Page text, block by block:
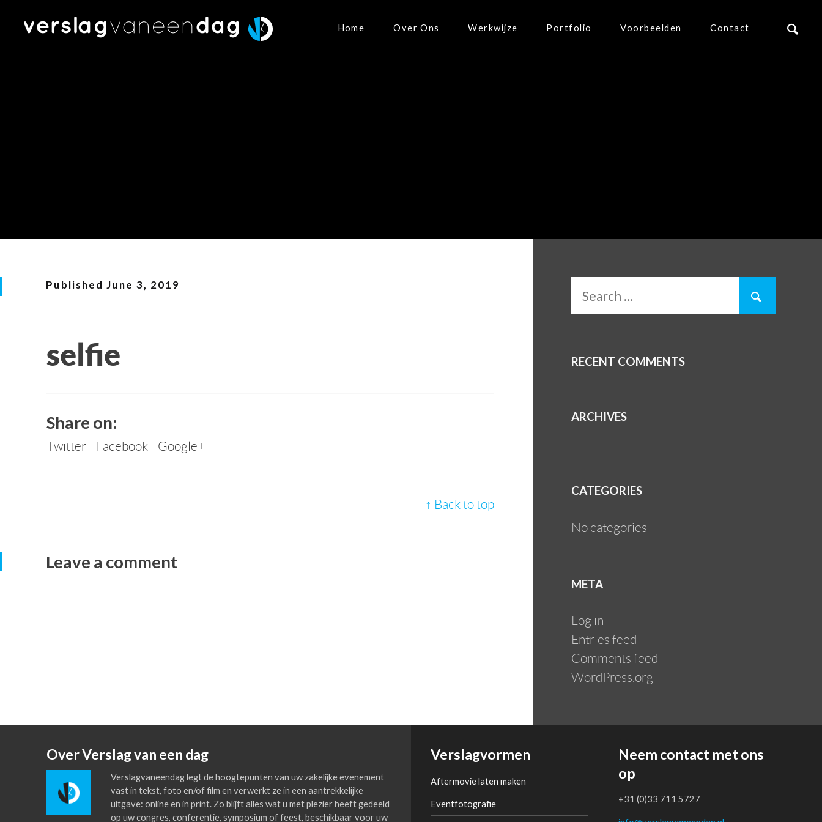
Home Over Ons Werkwijze Portfolio Voorbeelden Contact
PublishedJune 3, 2019
selfie
Share on:
Twitter Facebook Google+
↑ Back to top
Leave a comment
RECENT COMMENTS
ARCHIVES
CATEGORIES
No categories
META
Log in
Entries feed
Comments feed
WordPress.org
Over Verslag van een dag
Verslagvaneendag legt de hoogtepunten van uw zakelijke evenement
vast in tekst, foto en/of film en verwerkt ze in een aantrekkelijke
uitgave: online en in print. Zo blijft alles wat u met plezier heeft gedeeld
op uw congres, conferentie, symposium of feest, beschikbaar voor uw
Verslagvormen
Aftermovie laten maken
Eventfotografie
Neem contact met ons
op
+31 (0)33 711 5727